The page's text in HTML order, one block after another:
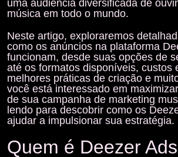
uma audiência diversificada de
música em todo o mundo.
Neste artigo, exploraremos
como os anúncios na plataforma
funcionam, desde suas opções de
até os formatos disponíveis, custos
melhores práticas de criação e
você está interessado em
de sua campanha de marketing
lendo para descobrir como os
ajudar a impulsionar sua estratégia.
Quem é Deezer